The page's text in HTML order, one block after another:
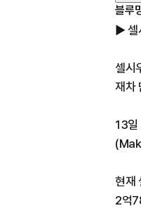
블루
▶ 셀
셀
재차
13일
현재
2억